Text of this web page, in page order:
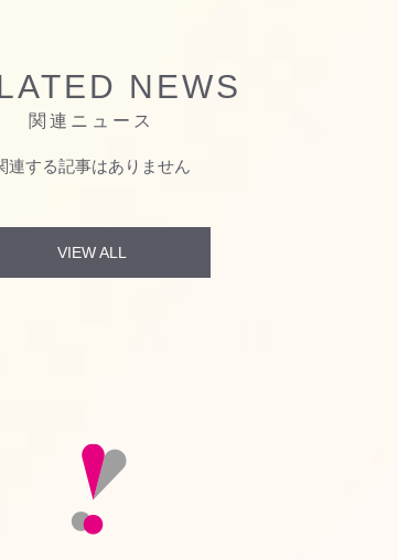
NEWS
関連ニュース
連する記事はありません
VIEW ALL